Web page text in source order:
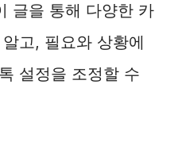
글을 통해 다양한 카
고, 필요와 상황에
설정을 조정할 수